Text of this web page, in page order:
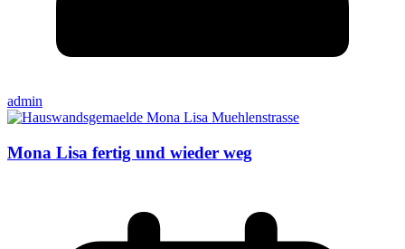
admin
Mona Lisa fertig und wieder weg